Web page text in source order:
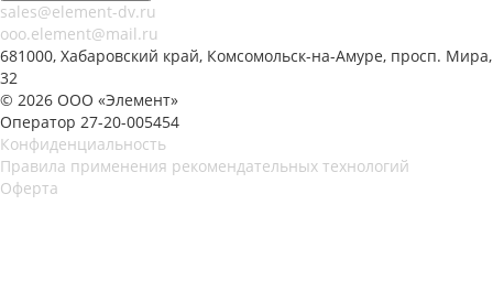
sales@element-dv.ru
ooo.element@mail.ru
681000, Хабаровский край, Комсомольск-на-Амуре, просп. Мира,
32
© 2026 ООО «Элемент»
Оператор 27-20-005454
Конфиденциальность
Правила применения рекомендательных технологий
Оферта